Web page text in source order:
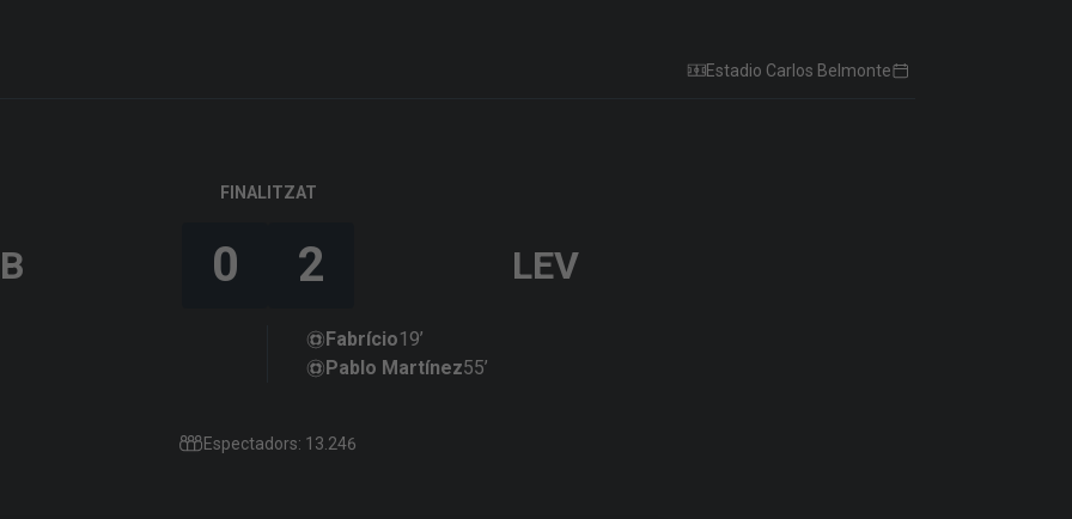
Estadio Carlos Belmonte
FINALITZAT
0 2 LEV
19’
Fabrício
55’
Pablo Martínez
Espectadors: 13.246